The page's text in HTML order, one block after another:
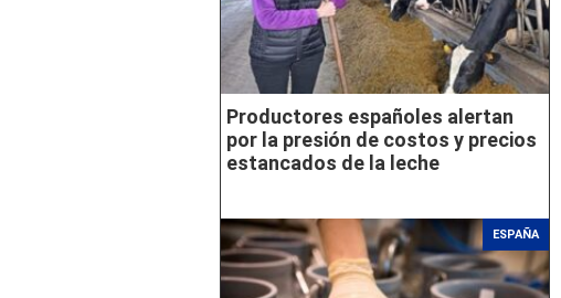
Productores españoles alertan
por la presión de costos y precios
estancados de la leche
ESPAÑA